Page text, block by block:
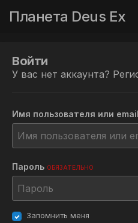
Планета Deus Ex
Войти
У вас нет аккаунта?
Имя пользователя или
Пароль ОБЯЗАТЕЛЬНО
Запомнить меня